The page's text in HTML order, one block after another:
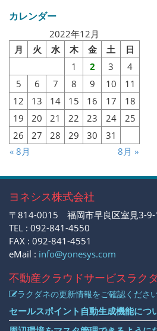
カレンダー
2022年12月
月
火 水 木 金 土 日
« 8月 8月 »
1 2 3
4
5
6 7 8 9 10
11
12
13 14 15 16 17
18
19
20 21 22 23 24
25
26
27 28 29 30 31
ヨネシス株式会社
〒814-0015 福岡市早良区室見3-9-
TEL : 092-841-4550
FAX : 092-841-4551
eMail : info@yonesys.com
不動産クラウドサービスラク
ラクダネの更新情報をご確認くださ
セールスポイント自動生成機能につ